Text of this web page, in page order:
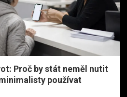
Proč by stát neměl nutit
používat